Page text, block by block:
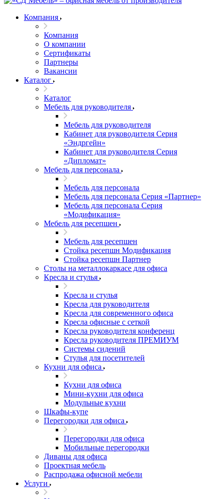
Компания
Компания
О компании
Сертификаты
Партнеры
Вакансии
Каталог
Каталог
Мебель для руководителя
Мебель для руководителя
Кабинет для руководителя Серия
«Эндргейн»
Кабинет для руководителя Серия
«Дипломат»
Мебель для персонала
Мебель для персонала
Мебель для персонала Серия «Партнер»
Мебель для персонала Серия
«Модификация»
Мебель для ресепшен
Мебель для ресепшен
Стойка ресепшн Модификация
Стойка ресепшн Партнер
Столы на металлокаркасе для офиса
Кресла и стулья
Кресла и стулья
Кресла для руководителя
Кресла для современного офиса
Кресла офисные с сеткой
Кресла руководителя конференц
Кресла руководителя ПРЕМИУМ
Системы сидений
Стулья для посетителей
Кухни для офиса
Кухни для офиса
Мини-кухни для офиса
Модульные кухни
Шкафы-купе
Перегородки для офиса
Перегородки для офиса
Мобильные перегородки
Диваны для офиса
Проектная мебель
Распродажа офисной мебели
Услуги